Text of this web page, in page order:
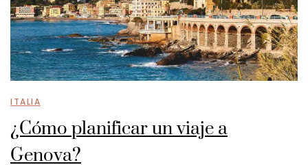
ITALIA
¿Cómo planificar un viaje a
Genova?